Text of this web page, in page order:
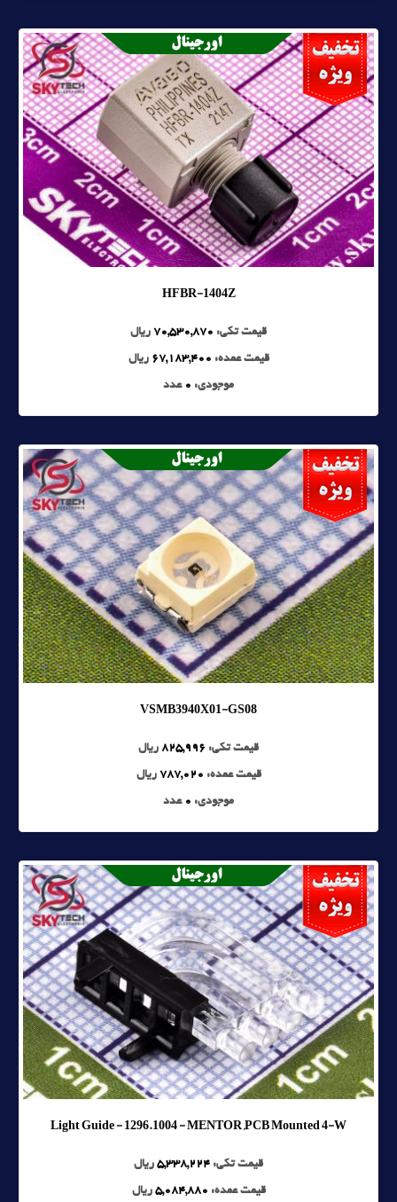
HFBR-1404Z
قیمت تکی: 70,530,870 ریال
قیمت عمده: 67,183,400 ریال
موجودی: 0 عدد
VSMB3940X01-GS08
قیمت تکی: 825,996 ریال
قیمت عمده: 787,020 ریال
موجودی: 0 عدد
Light Guide - 1296.1004 - MENTOR ,PCB Mounted 4-W
قیمت تکی: 5,338,224 ریال
قیمت عمده: 5,084,880 ریال